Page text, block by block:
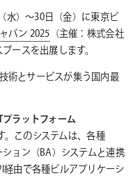
水）〜30日（金）に東京ビ
パン 2025 （主催：株式会社
ースを出展します。
術とサービスが集う国内最
ラットフォーム
。このシステムは、各種
ョン（BA）システムと連携
由で各種ビルアプリケーシ